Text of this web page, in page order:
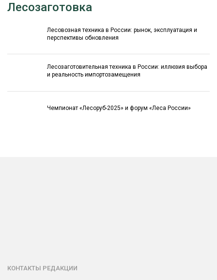
Лесозаготовка
Лесовозная техника в России: рынок, эксплуатация и
перспективы обновления
Лесозаготовительная техника в России: иллюзия выбора
и реальность импортозамещения
Чемпионат «Лесоруб-2025» и форум «Леса России»
КОНТАКТЫ РЕДАКЦИИ